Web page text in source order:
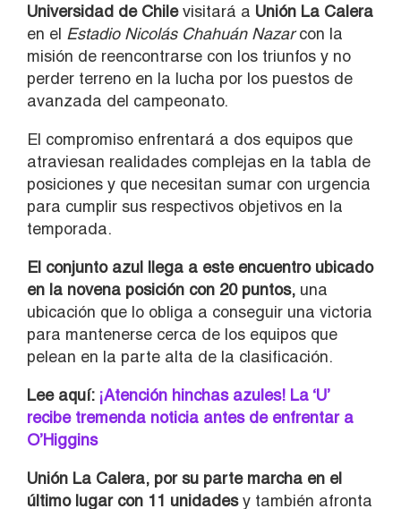
Universidad de Chilevisitará a Unión La Calera
en el Estadio Nicolás Chahuán Nazarcon la
misión de reencontrarse con los triunfos y no
perder terreno en la lucha por los puestos de
avanzada del campeonato.
El compromiso enfrentará a dos equipos que
atraviesan realidades complejas en la tabla de
posiciones y que necesitan sumar con urgencia
para cumplir sus respectivos objetivos en la
temporada.
El conjunto azul llega a este encuentro ubicado
en la novena posición con 20 puntos, una
ubicación que lo obliga a conseguir una victoria
para mantenerse cerca de los equipos que
pelean en la parte alta de la clasificación.
Lee aquí:¡Atención hinchas azules! La ‘U’
recibe tremenda noticia antes de enfrentar a
O’Higgins
Unión La Calera, por su parte marcha en el
último lugar con 11 unidadesy también afronta